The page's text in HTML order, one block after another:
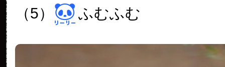
（5） ふむふむ